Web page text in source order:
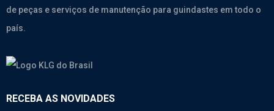
de peças e serviços de manutenção para guindastes em todo o
país.
RECEBA AS NOVIDADES